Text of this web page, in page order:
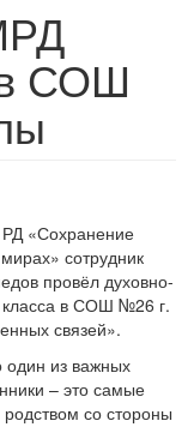
СОШ
«Сохранение
сотрудник
провёл духовно-
класса в СОШ №26 г.
связей».
один из важных
– это самые
со стороны